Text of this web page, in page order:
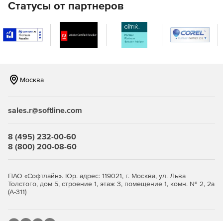
Уведомления о подозрительных изменениях системы и
отправка быстрого ответа в любое время и в любом
Возможность проверить настройки безопасности
Живое общение.
снимками экрана делает общение в команде более
быстрым, слаженным и эффективным.
Бизнеса Расширенный:
Интуитивно понятная консоль управления
Статусы от партнеров
Москва
sales.r@softline.com
8 (495) 232-00-60
8 (800) 200-08-60
ПАО «Софтлайн». Юр. адрес: 119021, г. Москва, ул. Льва
Толстого, дом 5, строение 1, этаж 3, помещение 1, комн. № 2, 2а
(А-311)